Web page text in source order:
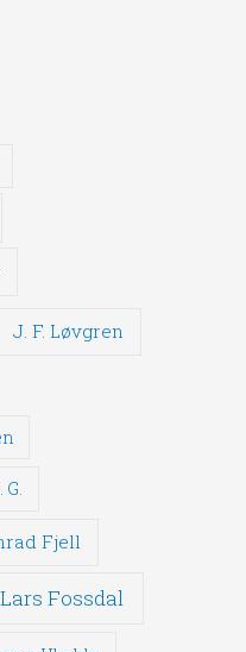
J. F. Løvgren
G.
Fjell
Lars Fossdal